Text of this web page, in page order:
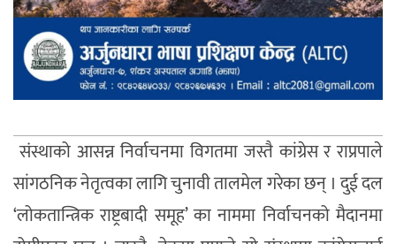
संस्थाको आसन्न निर्वाचनमा विगतमा जस्तै कांग्रेस र राप्रपाले
सांगठनिक नेतृत्वका लागि चुनावी तालमेल गरेका छन् । दुई दल
‘लोकतान्त्रिक राष्ट्रबादी समूह’ का नाममा निर्वाचनको मैदानमा